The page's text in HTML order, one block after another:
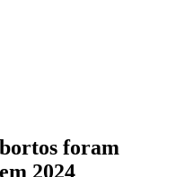
foram
2024